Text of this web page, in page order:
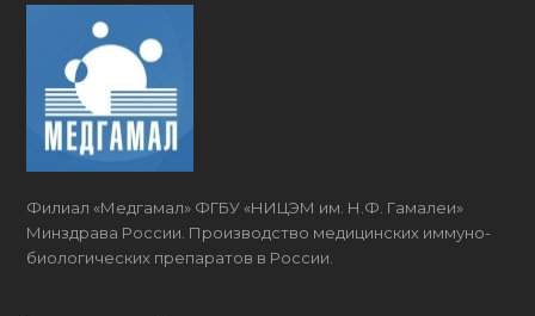
Филиал «Медгамал» ФГБУ «НИЦЭМ им. Н.Ф. Гамалеи»
Минздрава России. Производство медицинских имму­но­
биоло­гических препаратов в России.